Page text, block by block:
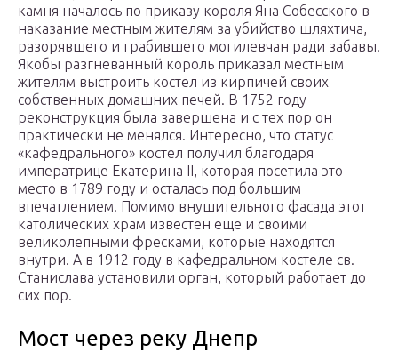
камня началось по приказу короля Яна Собесского в
наказание местным жителям за убийство шляхтича,
разорявшего и грабившего могилевчан ради забавы.
Якобы разгневанный король приказал местным
жителям выстроить костел из кирпичей своих
собственных домашних печей. В 1752 году
реконструкция была завершена и с тех пор он
практически не менялся. Интересно, что статус
«кафедрального» костел получил благодаря
императрице Екатерина II, которая посетила это
место в 1789 году и осталась под большим
впечатлением. Помимо внушительного фасада этот
католических храм известен еще и своими
великолепными фресками, которые находятся
внутри. А в 1912 году в кафедральном костеле св.
Станислава установили орган, который работает до
сих пор.
Мост через реку Днепр